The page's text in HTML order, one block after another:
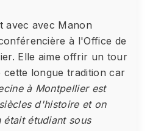
avec avec Manon
à l'Office de
Elle aime offrir un tour
longue tradition car
à Montpellier est
d'histoire et on
étudiant sous